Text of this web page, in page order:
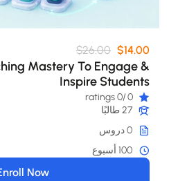
$26.00 $14.00
Mastery To Engage &
Inspire Students
0
/0 ratings
27 طالبًا
0 دروس
100 أسبوع
Enroll Now